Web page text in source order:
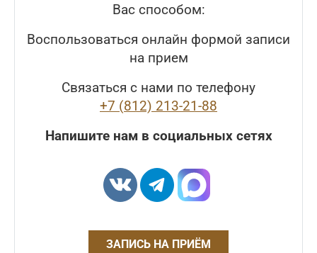
Вас способом:
Воспользоваться онлайн формой записи
на прием
Связаться с нами по телефону
+7 (812) 213-21-88
Напишите нам в социальных сетях
ЗАПИСЬ НА ПРИЁМ